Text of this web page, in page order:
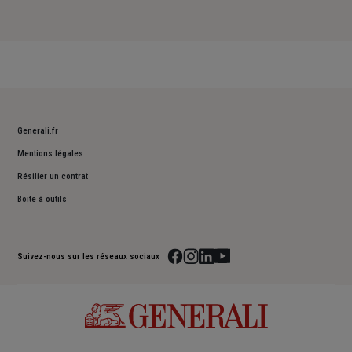
Generali.fr
Mentions légales
Résilier un contrat
Boite à outils
Suivez-nous sur les réseaux sociaux